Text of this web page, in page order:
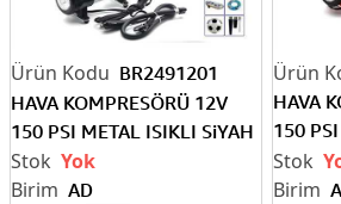
BR2491201
HAVA KOMPRESÖRÜ 12V
150 PSI METAL ISIKLI SiYAH
AD
Yok
HAVA
150
KIRMIZI